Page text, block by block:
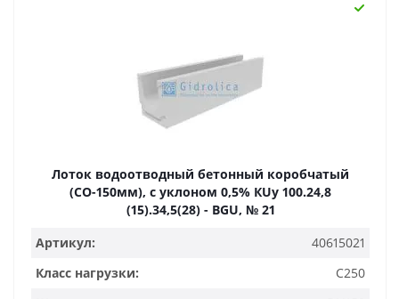
Лоток водоотводный бетонный коробчатый
(СО-150мм), с уклоном 0,5% КUу 100.24,8
(15).34,5(28) - BGU, № 21
Артикул:
40615021
Класс нагрузки:
C250